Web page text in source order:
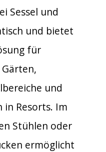
Sessel und
und bietet
für
und
in Resorts. Im
Stühlen oder
ermöglicht